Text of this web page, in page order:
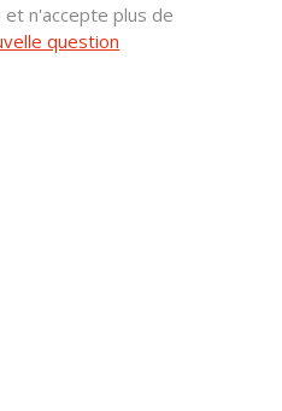
n'accepte plus de
question